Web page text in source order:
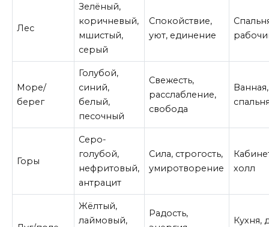
Лес
Зелёный,
коричневый,
мшистый,
серый
Спокойствие,
уют, единение
Море/
берег
Голубой,
синий,
белый,
песочный
Свежесть,
расслабление,
свобода
Горы
Серо-
голубой,
нефритовый,
антрацит
Сила, строгость,
умиротворение
холл
Жёлтый,
лаймовый,
Радость,
Кухня,